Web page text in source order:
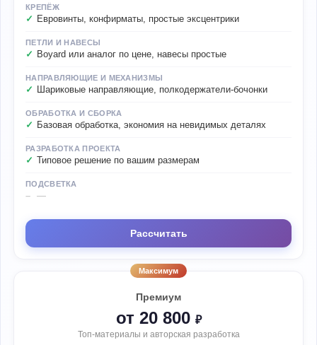
КРЕПЁЖ
Евровинты, конфирматы, простые эксцентрики
ПЕТЛИ И НАВЕСЫ
Boyard или аналог по цене, навесы простые
НАПРАВЛЯЮЩИЕ И МЕХАНИЗМЫ
Шариковые направляющие, полкодержатели-бочонки
ОБРАБОТКА И СБОРКА
Базовая обработка, экономия на невидимых деталях
РАЗРАБОТКА ПРОЕКТА
Типовое решение по вашим размерам
ПОДСВЕТКА
—
Рассчитать
Максимум
Премиум
от 20 800 ₽
Топ-материалы и авторская разработка